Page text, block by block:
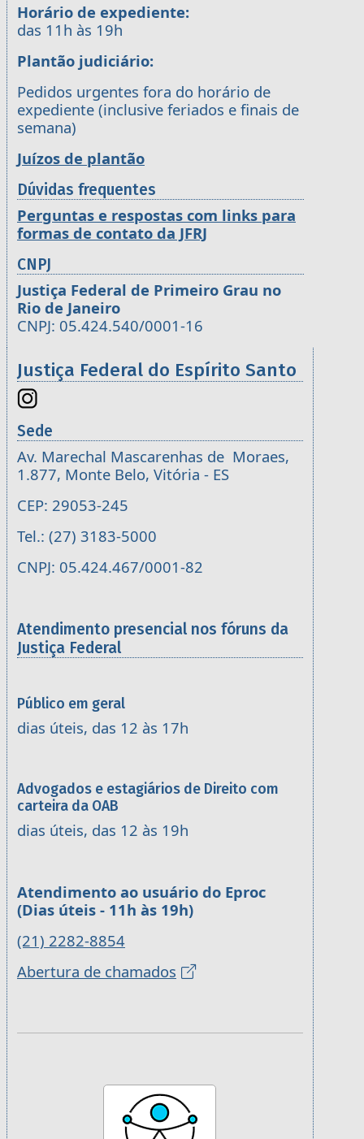
Horário de expediente:
das 11h às 19h
Plantão judiciário:
Pedidos urgentes fora do horário de
expediente (inclusive feriados e finais de
semana)
Juízos de plantão
Dúvidas frequentes
Perguntas e respostas com links para
formas de contato da JFRJ
CNPJ
Justiça Federal de Primeiro Grau no
Rio de Janeiro
CNPJ: 05.424.540/0001-16
Justiça Federal do Espírito Santo
Sede
Av. Marechal Mascarenhas de Moraes,
1.877, Monte Belo, Vitória - ES
CEP: 29053-245
Tel.: (27) 3183-5000
CNPJ: 05.424.467/0001-82
Atendimento presencial nos fóruns da
Justiça Federal
Público em geral
dias úteis, das 12 às 17h
Advogados e estagiários de Direito com
carteira da OAB
dias úteis, das 12 às 19h
Atendimento ao usuário do Eproc
(Dias úteis - 11h às 19h)
(21) 2282-8854
Abertura de chamados